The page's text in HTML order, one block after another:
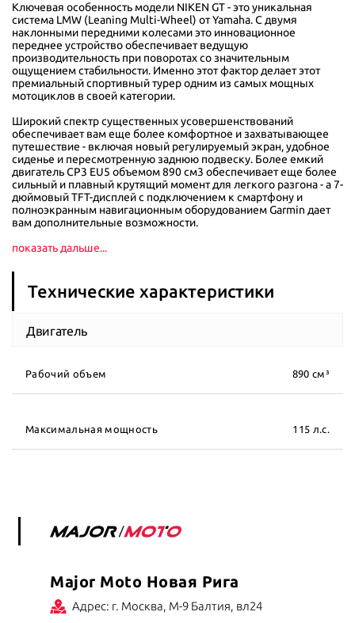
Ключевая особенность модели NIKEN GT - это уникальная
система LMW (Leaning Multi-Wheel) от Yamaha. С двумя
наклонными передними колесами это инновационное
переднее устройство обеспечивает ведущую
производительность при поворотах со значительным
ощущением стабильности. Именно этот фактор делает этот
премиальный спортивный турер одним из самых мощных
мотоциклов в своей категории.
Широкий спектр существенных усовершенствований
обеспечивает вам еще более комфортное и захватывающее
путешествие - включая новый регулируемый экран, удобное
сиденье и пересмотренную заднюю подвеску. Более емкий
двигатель CP3 EU5 объемом 890 см3 обеспечивает еще более
сильный и плавный крутящий момент для легкого разгона - а 7-
дюймовый TFT-дисплей с подключением к смартфону и
полноэкранным навигационным оборудованием Garmin дает
вам дополнительные возможности.
показать дальше...
Технические характеристики
Двигатель
Рабочий объем 890 см³
Максимальная мощность 115 л.с.
Major Moto Новая Рига
Адрес: г. Москва, М-9 Балтия, вл24